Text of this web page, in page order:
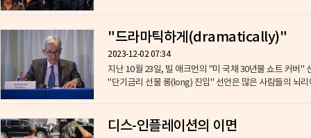
"드라마틱하게(dramatically)"
2023-12-02 07:34
지난 10월 23일, 빌 애크먼의 "미 국채 30년물 쇼트 커버"
"단기금리 선물 롱(long) 진입" 선언은 많은 사람들의 뇌리
디스-인플레이션의 이면